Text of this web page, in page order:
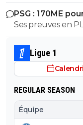
PSG : 170ME
Ses preuves en
LDC où le PSG a
plus factuel que
en plus de s'être
Ligue 1
REGULAR SEASON
Équipe